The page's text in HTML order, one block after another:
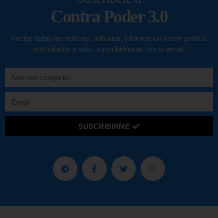
Contra Poder 3.0
Recibe todas las noticias, artículos, información sobre política,
enchufados y más, suscribiéndote con tu email.
SUSCRIBIRME